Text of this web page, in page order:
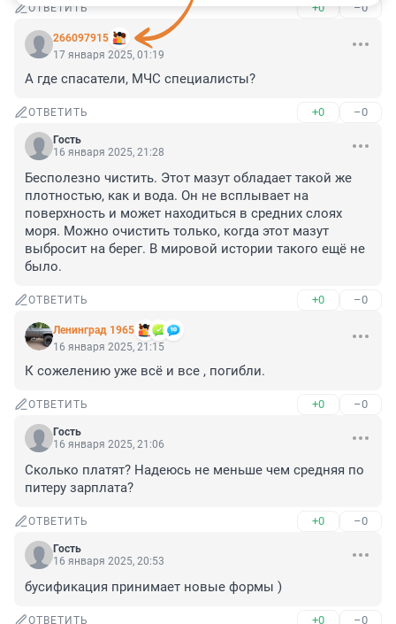
ОТВЕТИТЬ +0 –0
266097915
17 января 2025, 01:19
А где спасатели, МЧС специалисты?
ОТВЕТИТЬ +0 –0
Гость
16 января 2025, 21:28
Бесполезно чистить. Этот мазут обладает такой же
плотностью, как и вода. Он не всплывает на
поверхность и может находиться в средних слоях
моря. Можно очистить только, когда этот мазут
выбросит на берег. В мировой истории такого ещё не
было.
ОТВЕТИТЬ +0 –0
Ленинград 1965
16 января 2025, 21:15
К сожелению уже всё и все , погибли.
ОТВЕТИТЬ +0 –0
Гость
16 января 2025, 21:06
Сколько платят? Надеюсь не меньше чем средняя по
питеру зарплата?
ОТВЕТИТЬ +0 –0
Гость
16 января 2025, 20:53
бусификация принимает новые формы )
ОТВЕТИТЬ +0 –0